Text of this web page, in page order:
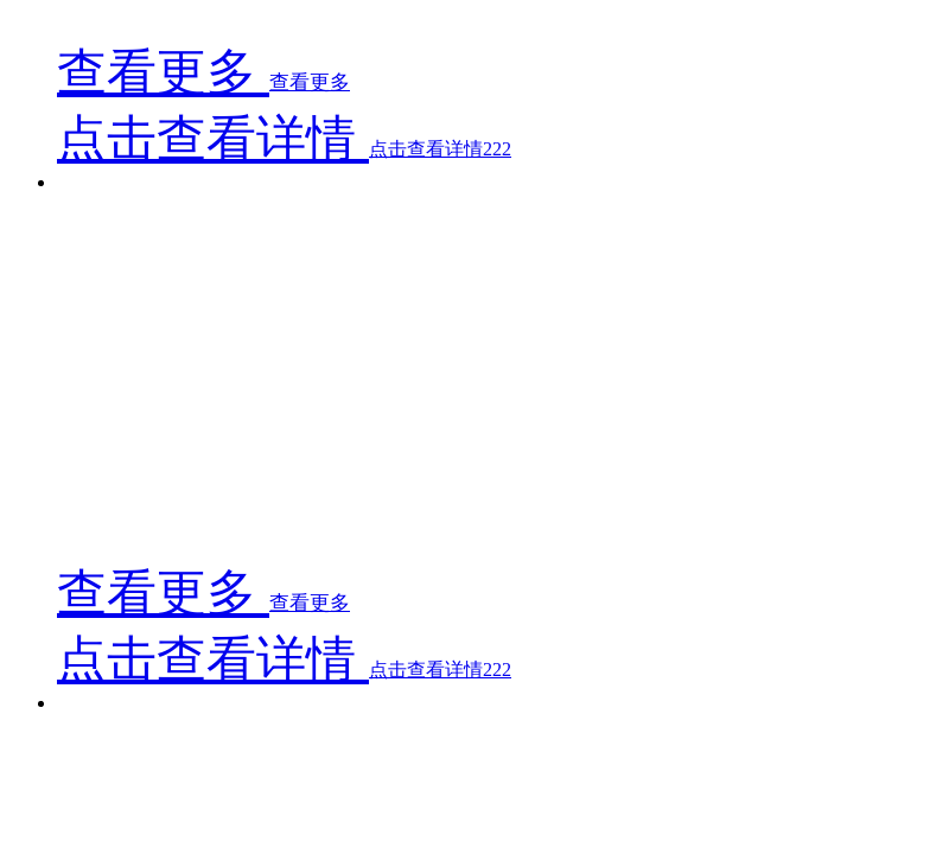
查看更多 查看更多
点击查看详情 点击查看详情222
查看更多 查看更多
点击查看详情 点击查看详情222